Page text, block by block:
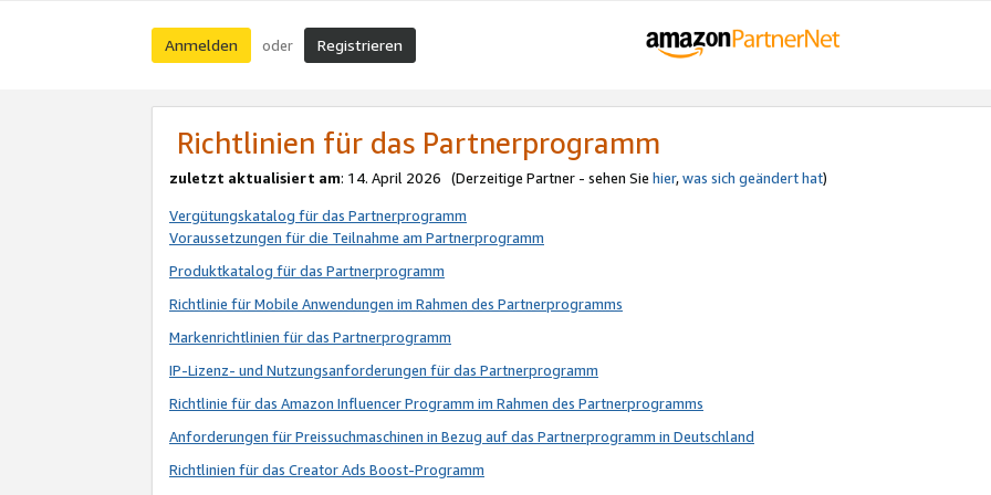
Anmelden oder Registrieren
Richtlinien für das Partnerprogramm
zuletzt aktualisiert am: 14. April 2026 (Derzeitige Partner - sehen Sie hier,was sich geändert hat)
Vergütungskatalog für das Partnerprogramm
Voraussetzungen für die Teilnahme am Partnerprogramm
Produktkatalog für das Partnerprogramm
Richtlinie für Mobile Anwendungen im Rahmen des Partnerprogramms
Markenrichtlinien für das Partnerprogramm
IP-Lizenz- und Nutzungsanforderungen für das Partnerprogramm
Richtlinie für das Amazon Influencer Programm im Rahmen des Partnerprogramms
Anforderungen für Preissuchmaschinen in Bezug auf das Partnerprogramm in Deutschland
Richtlinien für das Creator Ads Boost-Programm